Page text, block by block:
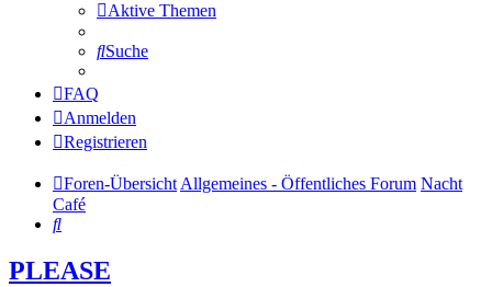
Aktive Themen
Suche
FAQ
Anmelden
Registrieren
Foren-ÜbersichtAllgemeines - Öffentliches Forum Nacht
Café
Suche
PLEASE